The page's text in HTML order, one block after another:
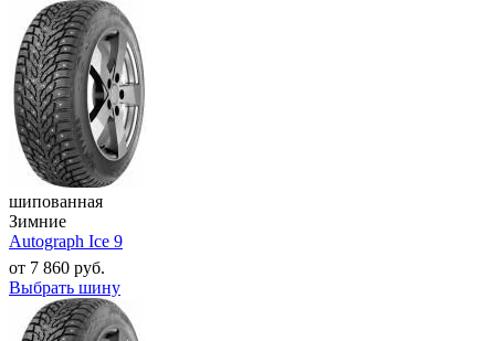
шипованная
Зимние
Autograph Ice 9
от 7 860 руб.
Выбрать шину